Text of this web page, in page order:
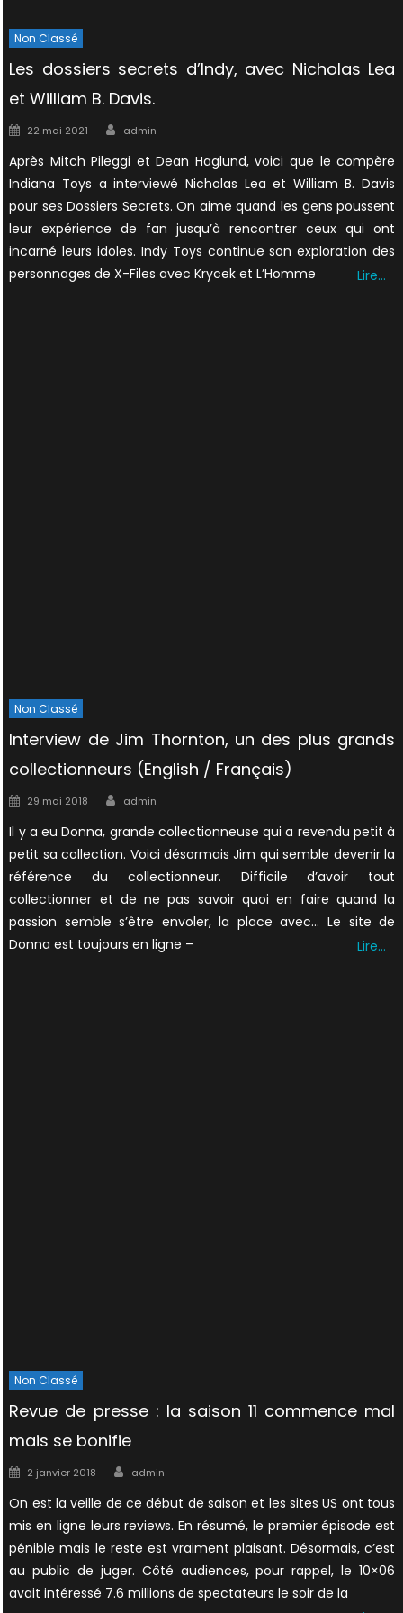
Non Classé
Les dossiers secrets d’Indy, avec Nicholas Lea
et William B. Davis.
Posted
22 mai 2021 Author
admin
Après Mitch Pileggi et Dean Haglund, voici que le compère
Indiana Toys a interviewé Nicholas Lea et William B. Davis
pour ses Dossiers Secrets. On aime quand les gens poussent
leur expérience de fan jusqu’à rencontrer ceux qui ont
incarné leurs idoles. Indy Toys continue son exploration des
personnages de X-Files avec Krycek et L’Homme
Lire…
Non Classé
Interview de Jim Thornton, un des plus grands
collectionneurs (English / Français)
Posted
29 mai 2018 Author
admin
Il y a eu Donna, grande collectionneuse qui a revendu petit à
petit sa collection. Voici désormais Jim qui semble devenir la
référence du collectionneur. Difficile d’avoir tout
collectionner et de ne pas savoir quoi en faire quand la
passion semble s’être envoler, la place avec… Le site de
Donna est toujours en ligne –
Lire…
Non Classé
Revue de presse : la saison 11 commence mal
mais se bonifie
Posted
2 janvier 2018 Author
admin
On est la veille de ce début de saison et les sites US ont tous
mis en ligne leurs reviews. En résumé, le premier épisode est
pénible mais le reste est vraiment plaisant. Désormais, c’est
au public de juger. Côté audiences, pour rappel, le 10×06
avait intéressé 7.6 millions de spectateurs le soir de la